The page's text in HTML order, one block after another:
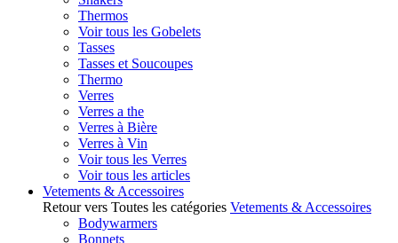
Thermos
Voir tous les Gobelets
Tasses
Tasses et Soucoupes
Thermo
Verres
Verres a the
Verres à Bière
Verres à Vin
Voir tous les Verres
Voir tous les articles
Vetements & Accessoires
Retour vers Toutes les catégories Vetements & Accessoires
Bodywarmers
Bonnets